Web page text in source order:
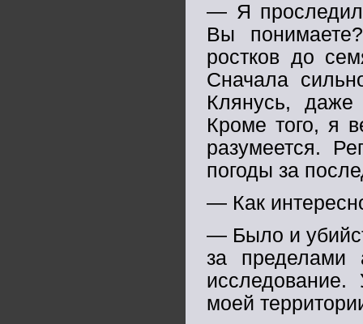
— Я проследил
Вы
ростков до
Сначала
Клянусь, даже
Кроме того, я
разумеется.
погоды за
— Как
— Было и
за
моей